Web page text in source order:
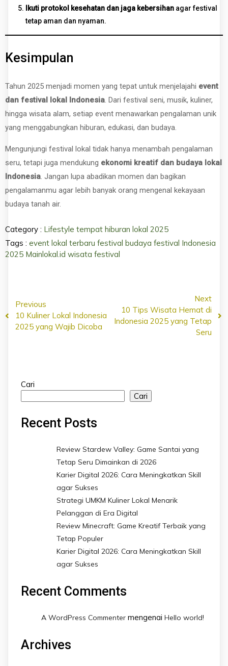
Ikuti protokol kesehatan dan jaga kebersihan agar festival
tetap aman dan nyaman.
Kesimpulan
Tahun 2025 menjadi momen yang tepat untuk menjelajahi event
dan festival lokal Indonesia. Dari festival seni, musik, kuliner,
hingga wisata alam, setiap event menawarkan pengalaman unik
yang menggabungkan hiburan, edukasi, dan budaya.
Mengunjungi festival lokal tidak hanya menambah pengalaman
seru, tetapi juga mendukung ekonomi kreatif dan budaya lokal
Indonesia. Jangan lupa abadikan momen dan bagikan
pengalamanmu agar lebih banyak orang mengenal kekayaan
budaya tanah air.
Category : Lifestyle tempat hiburan lokal 2025
Tags : event lokal terbaru festival budaya festival Indonesia
2025 Mainlokal.id wisata festival
Previous
10 Kuliner Lokal Indonesia
2025 yang Wajib Dicoba
Next
10 Tips Wisata Hemat di
Indonesia 2025 yang Tetap
Seru
Cari
Cari
Recent Posts
Review Stardew Valley: Game Santai yang
Tetap Seru Dimainkan di 2026
Karier Digital 2026: Cara Meningkatkan Skill
agar Sukses
Strategi UMKM Kuliner Lokal Menarik
Pelanggan di Era Digital
Review Minecraft: Game Kreatif Terbaik yang
Tetap Populer
Karier Digital 2026: Cara Meningkatkan Skill
agar Sukses
Recent Comments
A WordPress Commenter mengenai Hello world!
Archives